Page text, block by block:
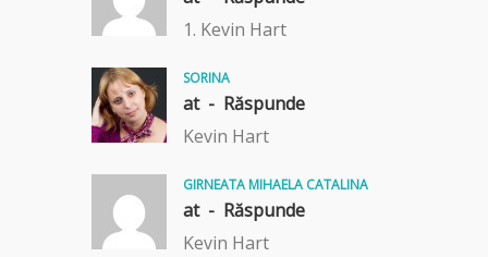
1. Kevin Hart
SORINA
at - Răspunde
Kevin Hart
GIRNEATA MIHAELA CATALINA
at - Răspunde
Kevin Hart